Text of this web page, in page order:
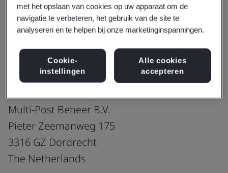
Delen:
ISO/IEC 27001:2022
Multi-Post Beheer B.V.
Pieter Zeemanweg 175
3316 GZ Dordrecht
The Netherlands
met het opslaan van cookies op uw apparaat om de
navigatie te verbeteren, het gebruik van de site te
analyseren en te helpen bij onze marketinginspanningen.
Cookie-
instellingen
Alle cookies
accepteren